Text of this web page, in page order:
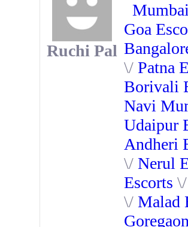
Ruchi Pal
Goa
\/ Patna
Borivali
Navi
Udaipur
Andheri
\/ Nerul
Escorts
\/ Malad